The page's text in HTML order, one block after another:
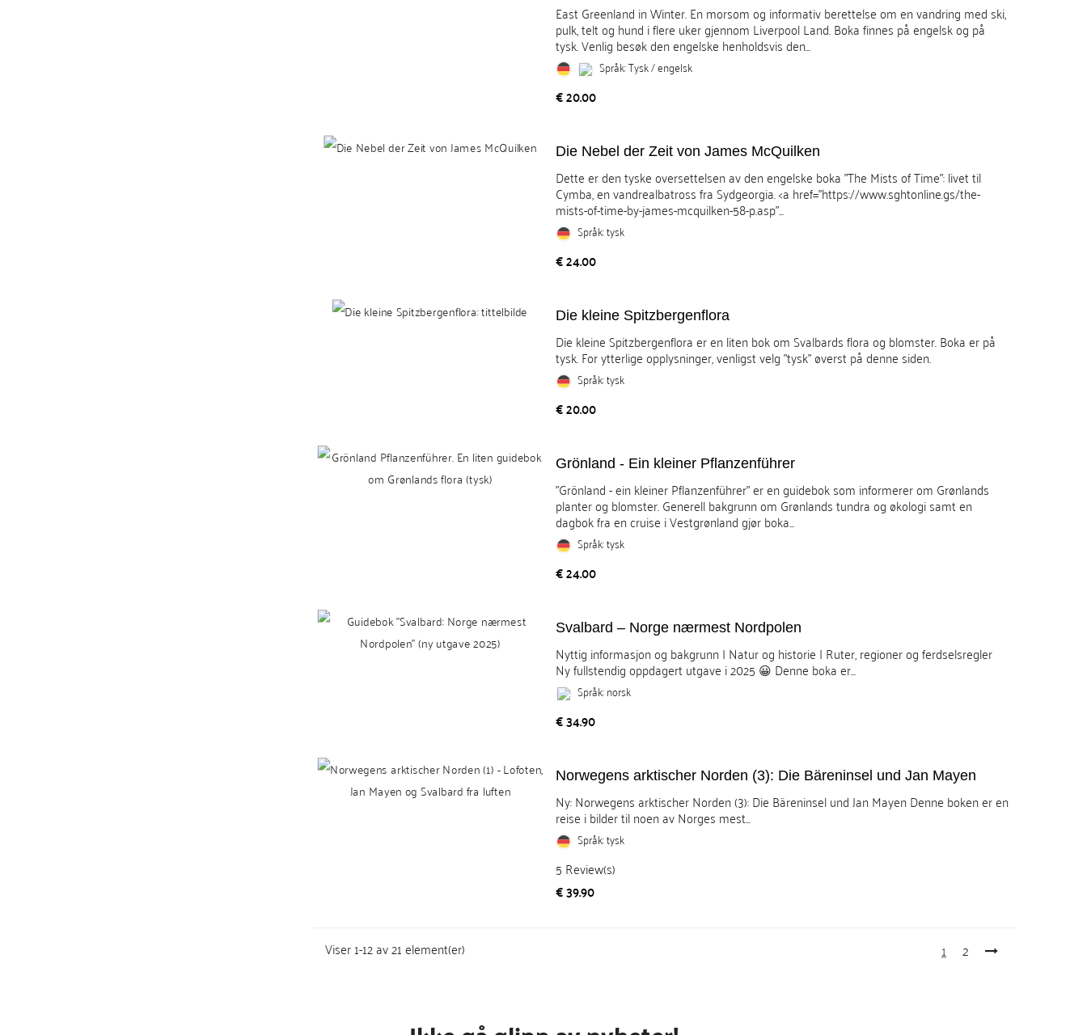
East Greenland in Winter. En morsom og informativ berettelse om en vandring med ski,
pulk, telt og hund i flere uker gjennom Liverpool Land. Boka finnes på engelsk og på
tysk. Venlig besøk den engelske henholdsvis den...
Språk: Tysk / engelsk
Pris
€ 20.00
Die Nebel der Zeit von James McQuilken
Dette er den tyske oversettelsen av den engelske boka "The Mists of Time": livet til
Cymba, en vandrealbatross fra Sydgeorgia. <a href="https://www.sghtonline.gs/the-
mists-of-time-by-james-mcquilken-58-p.asp"...
Språk: tysk
Pris
€ 24.00
Die kleine Spitzbergenflora
Die kleine Spitzbergenflora er en liten bok om Svalbards flora og blomster. Boka er på
tysk. For ytterlige opplysninger, venligst velg "tysk" øverst på denne siden.
Språk: tysk
Pris
€ 20.00
Grönland - Ein kleiner Pflanzenführer
"Grönland - ein kleiner Pflanzenführer" er en guidebok som informerer om Grønlands
planter og blomster. Generell bakgrunn om Grønlands tundra og økologi samt en
dagbok fra en cruise i Vestgrønland gjør boka...
Språk: tysk
Pris
€ 24.00
Svalbard – Norge nærmest Nordpolen
Nyttig informasjon og bakgrunn | Natur og historie | Ruter, regioner og ferdselsregler
Ny fullstendig oppdagert utgave i 2025 😀 Denne boka er...
Språk: norsk
Pris
€ 34.90
Norwegens arktischer Norden (3): Die Bäreninsel und Jan Mayen
Ny: Norwegens arktischer Norden (3): Die Bäreninsel und Jan Mayen Denne boken er en
reise i bilder til noen av Norges mest...
Språk: tysk
5 Review(s)
Pris
€ 39.90
Viser 1-12 av 21 element(er) 1 2